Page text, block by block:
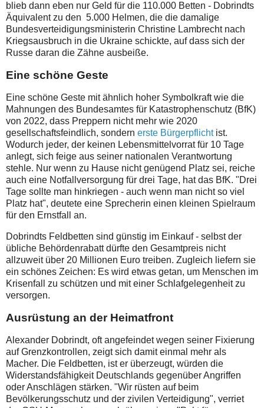
blieb dann eben nur Geld für die 110.000 Betten - Dobrindts
Äquivalent zu den 5.000 Helmen, die die damalige
Bundesverteidigungsministerin Christine Lambrecht nach
Kriegsausbruch in die Ukraine schickte, auf dass sich der
Russe daran die Zähne ausbeiße.
Eine schöne Geste
Eine schöne Geste mit ähnlich hoher Symbolkraft wie die
Mahnungen des Bundesamtes für Katastrophenschutz (BfK)
von 2022, dass Preppern nicht mehr wie 2020
gesellschaftsfeindlich, sondern erste Bürgerpflichtist.
Wodurch jeder, der keinen Lebensmittelvorrat für 10 Tage
anlegt, sich feige aus seiner nationalen Verantwortung
stehle. Nur wenn zu Hause nicht genügend Platz sei, reiche
auch eine Notfallversorgung für drei Tage, hat das BfK. "Drei
Tage sollte man hinkriegen - auch wenn man nicht so viel
Platz hat", deutete eine Sprecherin einen kleinen Spielraum
für den Ernstfall an.
Dobrindts Feldbetten sind günstig im Einkauf - selbst der
übliche Behördenrabatt dürfte den Gesamtpreis nicht
allzuweit über 20 Millionen Euro treiben. Zugleich liefern sie
ein schönes Zeichen: Es wird etwas getan, um Menschen im
Krisenfall zu schützen und mit einer Schlafgelegenheit zu
versorgen.
Ausrüstung an der Heimatfront
Alexander Dobrindt, oft angefeindet wegen seiner Fixierung
auf Grenzkontrollen, zeigt sich damit einmal mehr als
Macher. Die Feldbetten, ist er überzeugt, würden die
Widerstandsfähigkeit Deutschlands gegenüber Angriffen
oder Anschlägen stärken. "Wir rüsten auf beim
Bevölkerungsschutz und der zivilen Verteidigung", verriet